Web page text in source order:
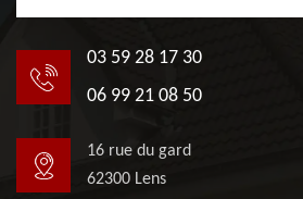
03 59 28 17 30
06 99 21 08 50
16 rue du gard
62300 Lens